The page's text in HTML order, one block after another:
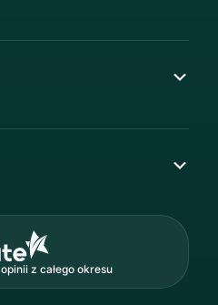
opiniiz całego okresu